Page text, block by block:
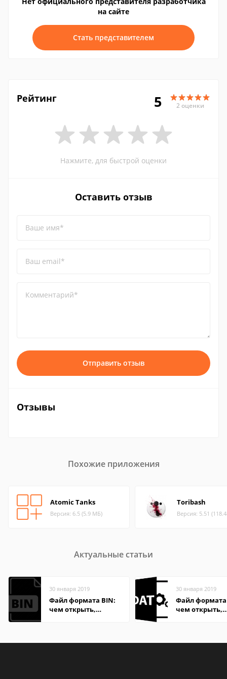
на сайте
Стать представителем
Рейтинг 5 2 оценки
Нажмите, для быстрой оценки
Оставить отзыв
Ваше имя*
Ваш email*
Комментарий*
Отправить отзыв
Отзывы
Похожие приложения
Atomic Tanks
Версия: 6.5 (5.9 МБ)
Toribash
Версия: 5.51
Актуальные статьи
30 января 2019
Файл формата BIN:
чем открыть,
30 января 2019
Файл формата
чем открыть,